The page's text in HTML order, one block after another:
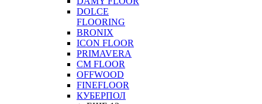
DOLCE
FLOORING
BRONIX
ICON FLOOR
PRIMAVERA
CM FLOOR
OFFWOOD
FINEFLOOR
КУБЕРПОЛ